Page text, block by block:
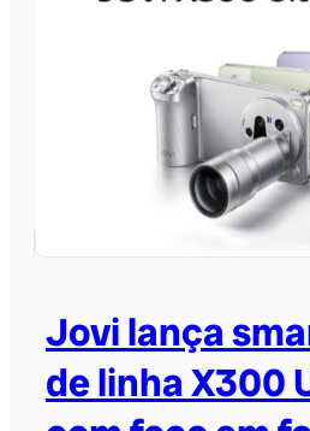
Jovi lança
de linha X300